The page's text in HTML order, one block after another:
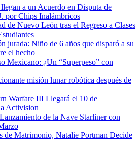
a un Acuerdo en Disputa de
por Chips Inalámbricos
de Nuevo León tras el Regreso a Clases
jurada: Niño de 6 años que disparó a su
el hecho
Mexicano: ¿Un “Superpeso” con
misión lunar robótica después de
Warfare III Llegará el 10 de
Activision
de la Nave Starliner con
de Matrimonio, Natalie Portman Decide